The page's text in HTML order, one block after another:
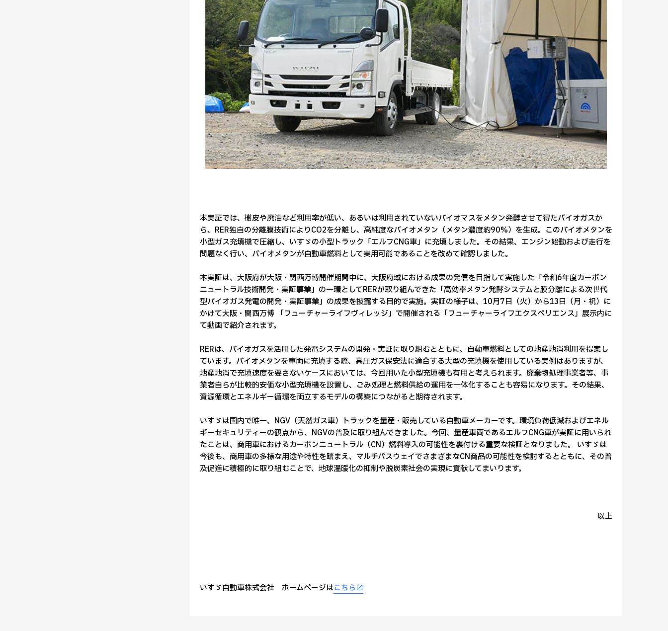
本実証では、樹皮や廃油など利用率が低い、あるいは利用されていないバイオマスをメタン発酵させて得たバイオガスか
ら、RER独自の分離膜技術によりCO2を分離し、高純度なバイオメタン（メタン濃度約90%）を生成。このバイオメタンを
小型ガス充填機で圧縮し、いすゞの小型トラック「エルフCNG車」に充填しました。その結果、エンジン始動および走行を
問題なく行い、バイオメタンが自動車燃料として実用可能であることを改めて確認しました。
本実証は、大阪府が大阪・関西万博開催期間中に、大阪府域における成果の発信を目指して実施した「令和6年度カーボン
ニュートラル技術開発・実証事業」の一環としてRERが取り組んできた「高効率メタン発酵システムと膜分離による次世代
型バイオガス発電の開発・実証事業」の成果を披露する目的で実施。実証の様子は、10月7日（火）から13日（月・祝）に
かけて大阪・関西万博 「フューチャーライフヴィレッジ」で開催される「フューチャーライフエクスペリエンス」展示内に
て動画で紹介されます。
RERは、バイオガスを活用した発電システムの開発・実証に取り組むとともに、自動車燃料としての地産地消利用を提案し
ています。バイオメタンを車両に充填する際、高圧ガス保安法に適合する大型の充填機を使用している実例はありますが、
地産地消で充填速度を要さないケースにおいては、今回用いた小型充填機も有用と考えられます。廃棄物処理事業者等、事
業者自らが比較的安価な小型充填機を設置し、ごみ処理と燃料供給の運用を一体化することも容易になります。その結果、
資源循環とエネルギー循環を両立するモデルの構築につながると期待されます。
いすゞは国内で唯一、NGV（天然ガス車）トラックを量産・販売している自動車メーカーです。環境負荷低減およびエネル
ギーセキュリティーの観点から、NGVの普及に取り組んできました。今回、量産車両であるエルフCNG車が実証に用いられ
たことは、商用車におけるカーボンニュートラル（CN）燃料導入の可能性を裏付ける重要な検証となりました。 いすゞは
今後も、商用車の多様な用途や特性を踏まえ、マルチパスウェイでさまざまなCN商品の可能性を検討するとともに、その普
及促進に積極的に取り組むことで、地球温暖化の抑制や脱炭素社会の実現に貢献してまいります。
以上
いすゞ自動車株式会社 ホームページはこちら